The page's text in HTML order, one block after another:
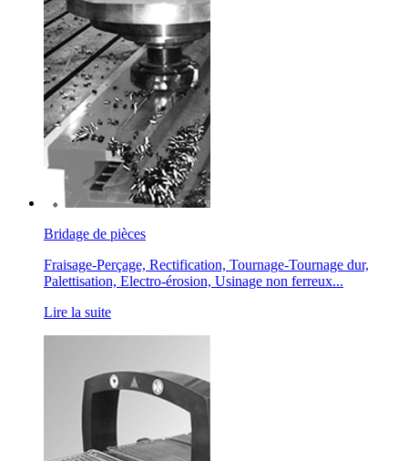
Bridage de pièces
Fraisage-Perçage, Rectification, Tournage-Tournage dur,
Palettisation, Electro-érosion, Usinage non ferreux...
Lire la suite